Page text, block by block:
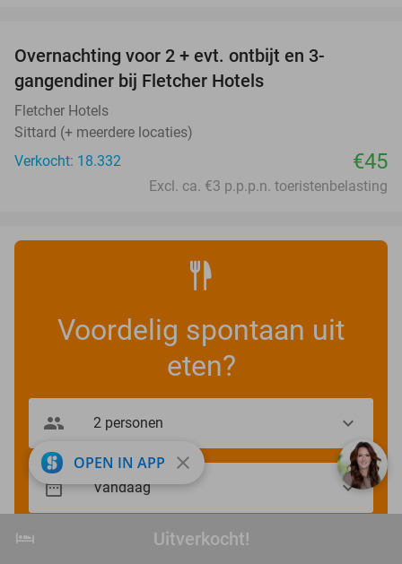
Uitverkocht!
hotel Uitverkocht!
Overnachting voor 2 + evt. ontbijt en 3-
gangendiner bij Fletcher Hotels
Fletcher Hotels
Sittard (+ meerdere locaties)
Verkocht: 18.332
€45
Excl. ca. €3 p.p.p.n. toeristenbelasting
Voordelig spontaan uit
eten?
Zoek Restaurant
OPEN IN APP close